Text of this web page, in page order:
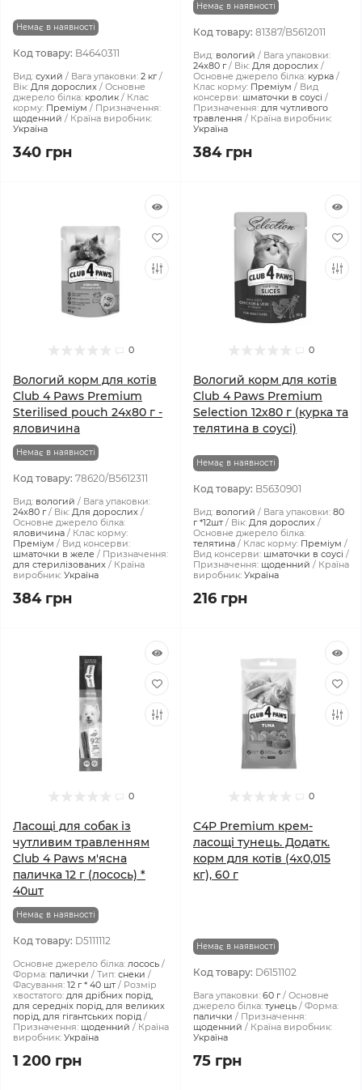
Немає в наявності
Код товару: B4640311
Вид: сухий Вага упаковки: 2 кг
Вік: Для дорослих
Основне
джерело білка: кролик
Клас
корму: Преміум
Призначення:
щоденний
Країна виробник:
Україна
340 грн
Немає в наявності
Код товару: 81387/B5612011
Вид: вологий
Вага упаковки:
24x80 г
Вік: Для дорослих
Основне джерело білка: курка
Клас корму: Преміум
Вид
консерви: шматочки в соусі
Призначення: для чутливого
травлення
Країна виробник:
Україна
384 грн
0
Вологий корм для котів
Club 4 Paws Premium
Sterilised pouch 24x80 г -
яловичина
Немає в наявності
Код товару: 78620/B5612311
Вид: вологий
Вага упаковки:
24x80 г
Вік: Для дорослих
Основне джерело білка:
яловичина
Клас корму:
Преміум
Вид консерви:
шматочки в желе
Призначення:
для стерилізованих
Країна
виробник: Україна
384 грн
0
Вологий корм для котів
Club 4 Paws Premium
Selection 12x80 г (курка та
телятина в соусі)
Немає в наявності
Код товару: B5630901
Вид: вологий Вага упаковки: 80
г *12шт
Вік: Для дорослих
Основне джерело білка:
телятина
Клас корму: Преміум
Вид консерви: шматочки в соусі
Призначення: щоденний
Країна
виробник: Україна
216 грн
0
Ласощі для собак із
чутливим травленням
Club 4 Paws м'ясна
паличка 12 г (лосось) *
40шт
Немає в наявності
Код товару: D5111112
Основне джерело білка: лосось
Форма: палички Тип: снеки
Фасування: 12 г * 40 шт
Розмір
хвостатого: для дрібних порід,
для середніх порід, для великих
порід, для гігантських порід
Призначення: щоденний
Країна
виробник: Україна
1 200 грн
0
C4P Premium крем-
ласощі тунець. Додатк.
корм для котів (4х0,015
кг), 60 г
Немає в наявності
Код товару: D6151102
Вага упаковки: 60 г
Основне
джерело білка: тунець
Форма:
палички
Призначення:
щоденний
Країна виробник:
Україна
75 грн